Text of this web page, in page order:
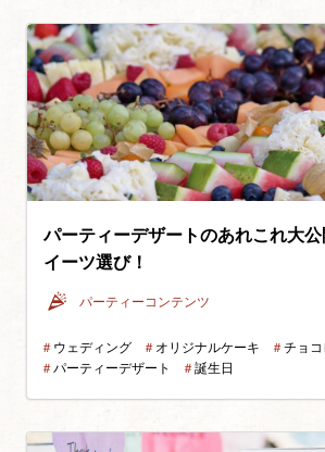
パーティーデザートのあれこれ大
イーツ選び！
パーティーコンテンツ
＃ウェディング ＃オリジナルケーキ ＃チョ
＃パーティーデザート ＃誕生日